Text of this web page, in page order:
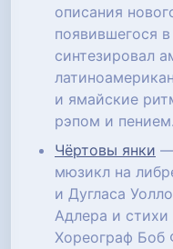
описания
появившегося
синтезировал
и ямайские
рэпом и пением.
Чёртовы янки —
мюзикл на
и Дугласа
Адлера и
Хореограф Боб